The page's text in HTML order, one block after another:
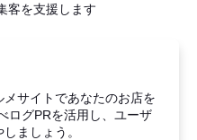
客を支援します
メサイトであなたのお店を
ログPRを活用し、ユーザ
ましょう。